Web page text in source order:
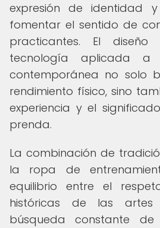
expresión de identidad
fomentar el sentido de
practicantes. El
tecnología aplicada a
contemporánea no solo
rendimiento físico, sino
experiencia y el
prenda.
La combinación de
la ropa de
equilibrio entre el
históricas de las
búsqueda constante